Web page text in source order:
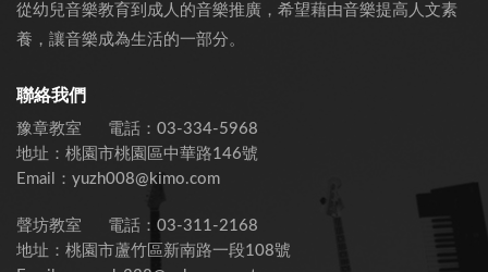
從幼兒音樂教育到成人的音樂推廣，希望藉由音樂提高人文素
養，讓音樂成為生活的一部分。
聯絡我們
豫章教室 電話： 03-334-5968
地址： 桃園市桃園區中華路146號
Email： yuzh008@kimo.com
聲坊教室 電話： 03-311-2168
地址： 桃園市蘆竹區新南路一段108號